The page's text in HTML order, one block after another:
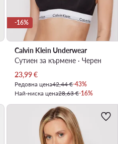
-16%
Calvin Klein Underwear
Сутиен за кърмене · Черен
Актуална цена
23,99€
Редовна цена42,44 €-43%
Най-ниска цена28,63 €-16%